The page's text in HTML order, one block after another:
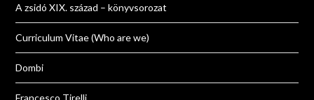
A zsidó XIX. század – könyvsorozat
Curriculum Vitae (Who are we)
Dombi
Francesco Tirelli